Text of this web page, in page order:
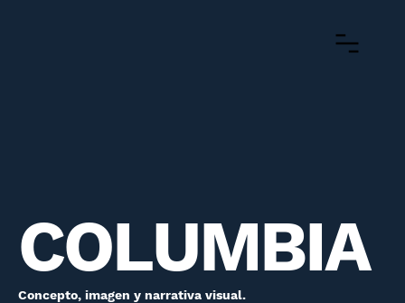
COLUMBIA
Concepto, imagen y narrativa visual.